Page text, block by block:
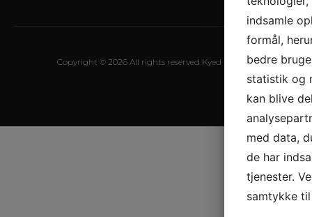
Copyright © 2026 All rights reserved Kyed Byg A/S
indsamle
formål,
bedre
statistik og
kan blive
med data,
de har
tjenester.
samtykke